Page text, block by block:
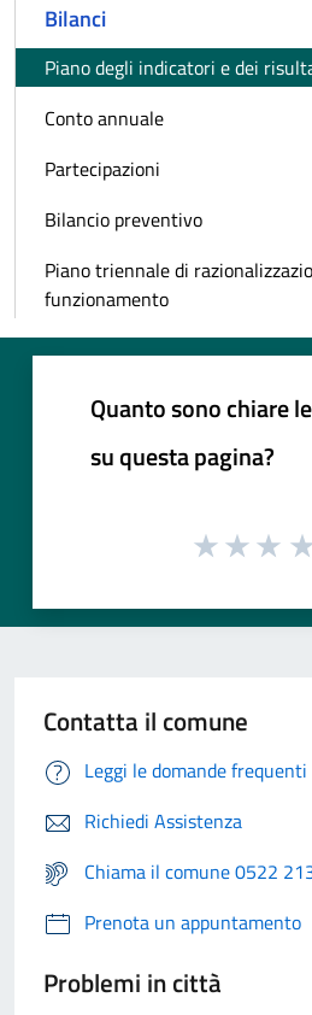
Bilanci
Piano degli indicatori e dei
Conto annuale
Partecipazioni
Bilancio preventivo
Piano triennale di
funzionamento
Quanto sono chiare
su questa pagina?
Contatta il comune
Leggi le domande frequenti
Richiedi Assistenza
Chiama il comune 0522
Prenota un appuntamento
Problemi in città